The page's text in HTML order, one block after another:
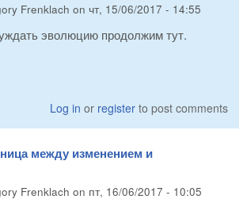
Frenklach on чт, 15/06/2017 - 14:55
эволюцию продолжим тут.
Log in or register to post comments
между изменением и
Frenklach on пт, 16/06/2017 - 10:05